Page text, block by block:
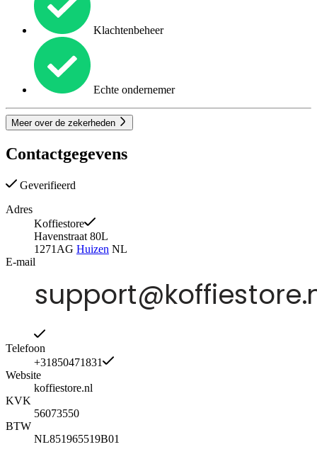
Klachtenbeheer
Echte ondernemer
Meer over de zekerheden
Contactgegevens
Geverifieerd
Adres
Koffiestore
Havenstraat 80L
1271AG Huizen NL
E-mail
Telefoon
+31850471831
Website
koffiestore.nl
KVK
56073550
BTW
NL851965519B01